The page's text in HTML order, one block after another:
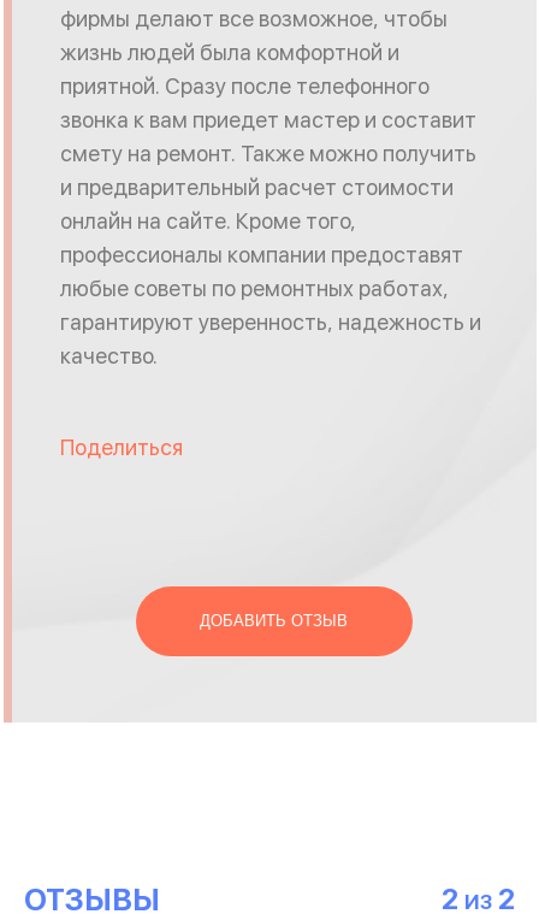
фирмы делают все возможное, чтобы
жизнь людей была комфортной и
приятной. Сразу после телефонного
звонка к вам приедет мастер и составит
смету на ремонт. Также можно получить
и предварительный расчет стоимости
онлайн на сайте. Кроме того,
профессионалы компании предоставят
любые советы по ремонтных работах,
гарантируют уверенность, надежность и
качество.
Поделиться
ДОБАВИТЬ ОТЗЫВ
ОТЗЫВЫ 2 ИЗ 2